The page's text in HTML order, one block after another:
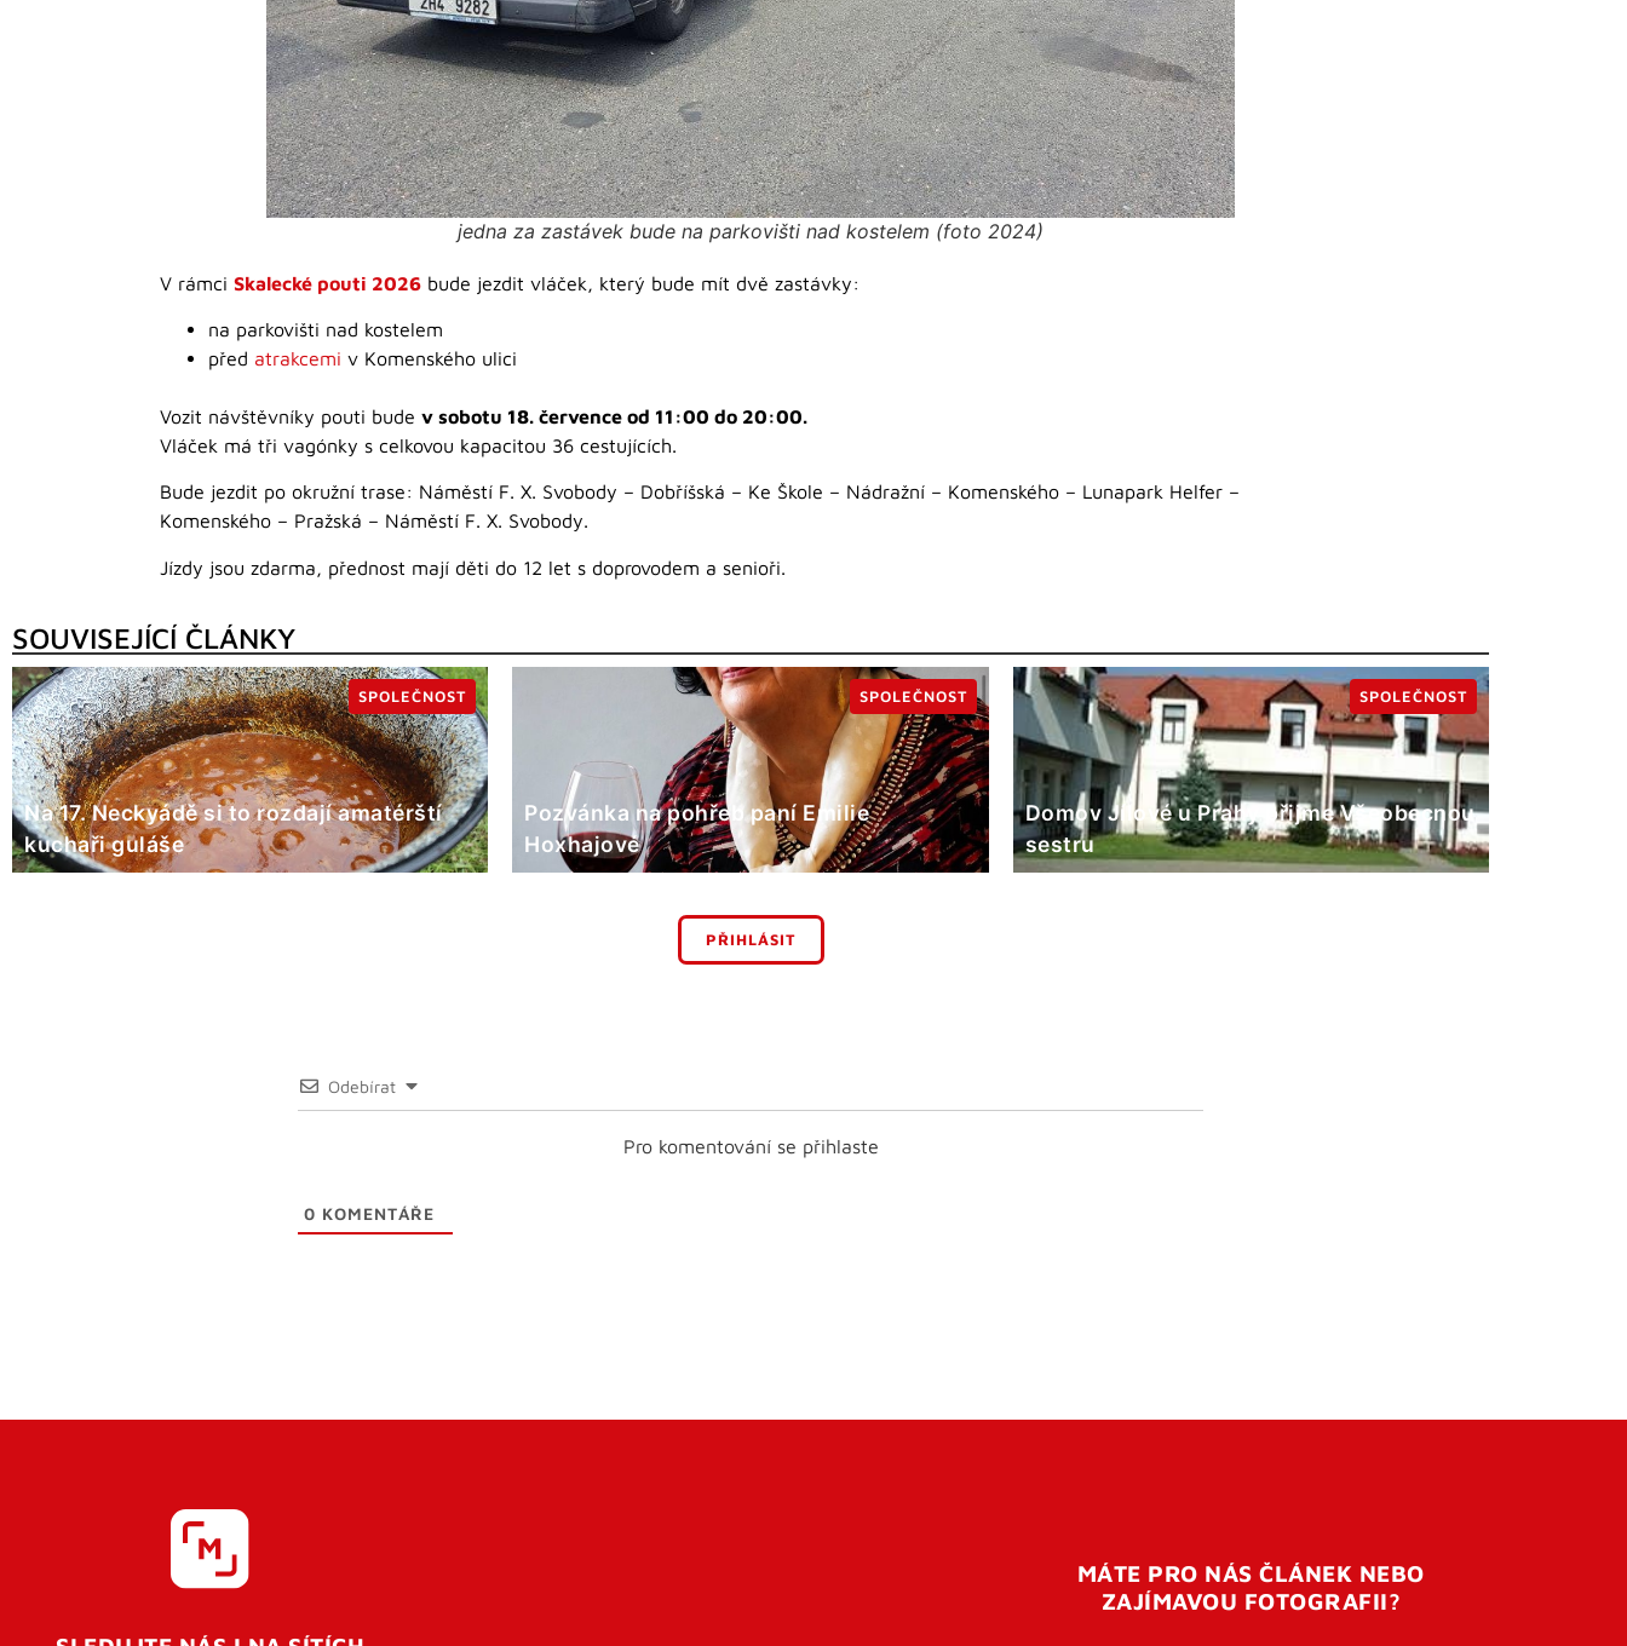
jedna za zastávek bude na parkovišti nad kostelem (foto 2024)
V rámci Skalecké pouti 2026 bude jezdit vláček, který bude mít dvě zastávky:
na parkovišti nad kostelem
před atrakcemi v Komenského ulici
Vozit návštěvníky pouti bude v sobotu 18. července od 11:00 do 20:00.
Vláček má tři vagónky s celkovou kapacitou 36 cestujících.
Bude jezdit po okružní trase: Náměstí F. X. Svobody – Dobříšská – Ke Škole – Nádražní – Komenského – Lunapark Helfer –
Komenského – Pražská – Náměstí F. X. Svobody.
Jízdy jsou zdarma, přednost mají děti do 12 let s doprovodem a senioři.
SOUVISEJÍCÍ ČLÁNKY
Na 17. Neckyádě si to rozdají amatérští
kuchaři guláše
SPOLEČNOST
Pozvánka na pohřeb paní Emilie
Hoxhajové
SPOLEČNOST
Domov Jílové u Prahy přijme Všeobecnou
sestru
SPOLEČNOST
PŘIHLÁSIT
Odebírat
Pro komentování se přihlaste
0 KOMENTÁŘE
MÁTE PRO NÁS ČLÁNEK NEBO
ZAJÍMAVOU FOTOGRAFII?